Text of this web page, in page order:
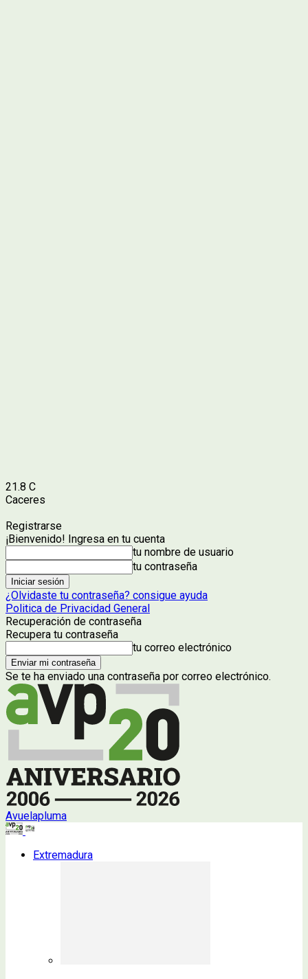
21.8 C
Caceres
Registrarse
¡Bienvenido! Ingresa en tu cuenta
tu nombre de usuario
tu contraseña
¿Olvidaste tu contraseña? consigue ayuda
Politica de Privacidad General
Recuperación de contraseña
Recupera tu contraseña
tu correo electrónico
Se te ha enviado una contraseña por correo electrónico.
Avuelapluma
Extremadura